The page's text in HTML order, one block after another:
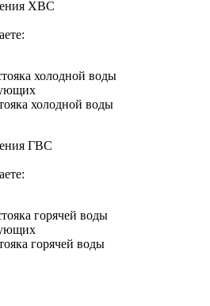
ХВС
холодной воды
холодной воды
ГВС
горячей воды
горячей воды